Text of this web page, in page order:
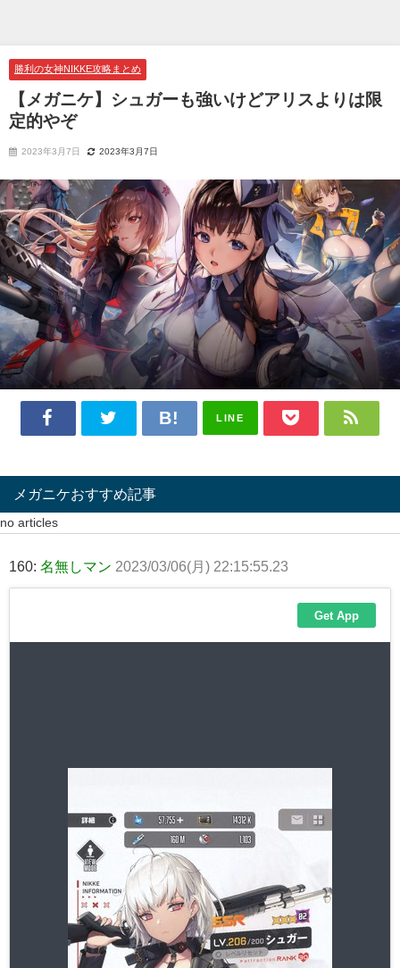
勝利の女神NIKKE攻略まとめ
【メガニケ】シュガーも強いけどアリスよりは限
定的やぞ
2023年3月7日 2023年3月7日
LINE
メガニケおすすめ記事
no articles
160: 名無しマン 2023/03/06(月) 22:15:55.23